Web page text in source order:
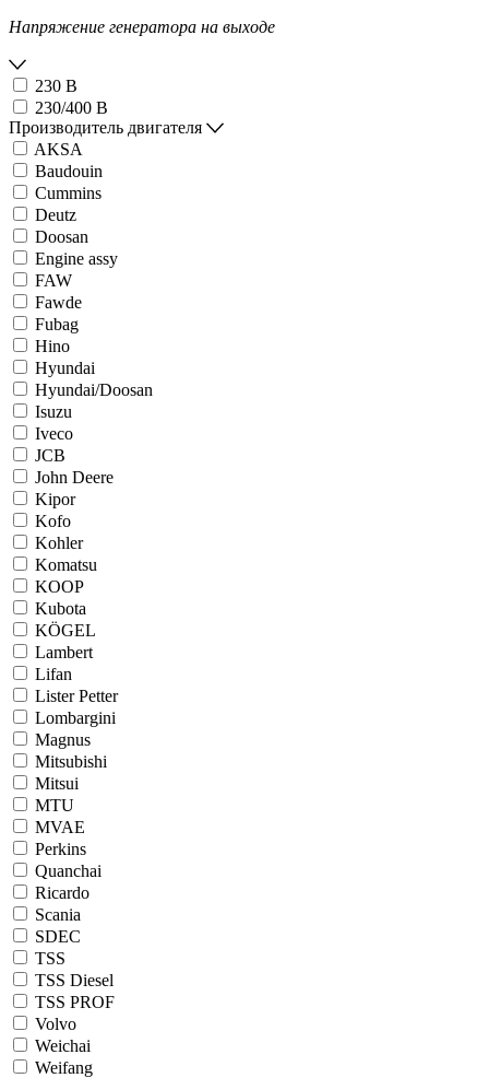
Напряжение генератора на выходе
230 В
230/400 В
Производитель двигателя
AKSA
Baudouin
Cummins
Deutz
Doosan
Engine assy
FAW
Fawde
Fubag
Hino
Hyundai
Hyundai/Doosan
Isuzu
Iveco
JCB
John Deere
Kipor
Kofo
Kohler
Komatsu
KOOP
Kubota
KÖGEL
Lambert
Lifan
Lister Petter
Lombargini
Magnus
Mitsubishi
Mitsui
MTU
MVAE
Perkins
Quanchai
Ricardo
Scania
SDEC
TSS
TSS Diesel
TSS PROF
Volvo
Weichai
Weifang